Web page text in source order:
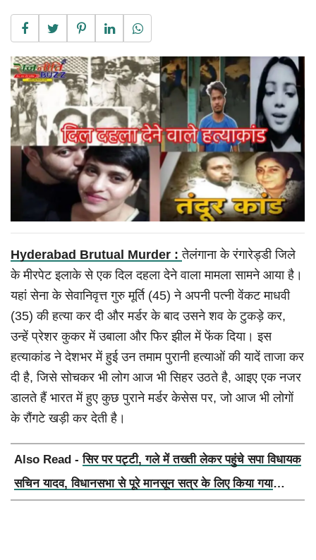
Hyderabad Brutual Murder :तेलंगाना के रंगारेड्डी जिले
के मीरपेट इलाके से एक दिल दहला देने वाला मामला सामने आया है।
यहां सेना के सेवानिवृत्त गुरु मूर्ति (45) ने अपनी पत्नी वेंकट माधवी
(35) की हत्या कर दी और मर्डर के बाद उसने शव के टुकड़े कर,
उन्हें प्रेशर कुकर में उबाला और फिर झील में फेंक दिया। इस
हत्याकांड ने देशभर में हुई उन तमाम पुरानी हत्याओं की यादें ताजा कर
दी है, जिसे सोचकर भी लोग आज भी सिहर उठते है, आइए एक नजर
डालते हैं भारत में हुए कुछ पुराने मर्डर केसेस पर, जो आज भी लोगों
के रौंगटे खड़ी कर देती है।
Also Read -सिर पर पट्टी, गले में तख्ती लेकर पहुंचे सपा विधायक
सचिन यादव, विधानसभा से पूरे मानसून सत्र के लिए किया गया